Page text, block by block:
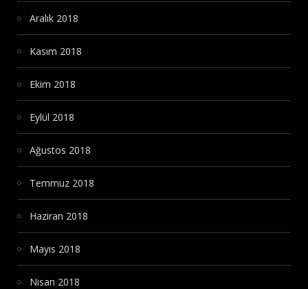
Aralık 2018
Kasım 2018
Ekim 2018
Eylül 2018
Ağustos 2018
Temmuz 2018
Haziran 2018
Mayıs 2018
Nisan 2018